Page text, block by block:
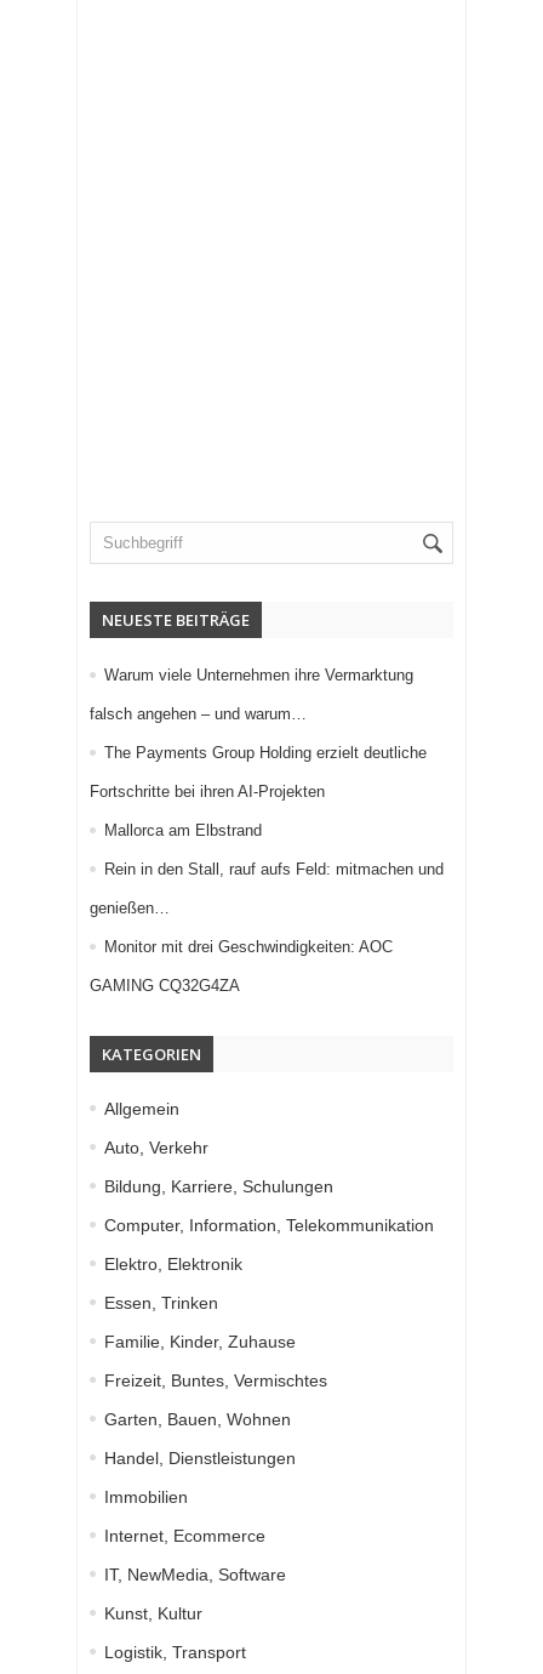
NEUESTE BEITRÄGE
Warum viele Unternehmen ihre Vermarktung
falsch angehen – und warum…
The Payments Group Holding erzielt deutliche
Fortschritte bei ihren AI-Projekten
Mallorca am Elbstrand
Rein in den Stall, rauf aufs Feld: mitmachen und
genießen…
Monitor mit drei Geschwindigkeiten: AOC
GAMING CQ32G4ZA
KATEGORIEN
Allgemein
Auto, Verkehr
Bildung, Karriere, Schulungen
Computer, Information, Telekommunikation
Elektro, Elektronik
Essen, Trinken
Familie, Kinder, Zuhause
Freizeit, Buntes, Vermischtes
Garten, Bauen, Wohnen
Handel, Dienstleistungen
Immobilien
Internet, Ecommerce
IT, NewMedia, Software
Kunst, Kultur
Logistik, Transport